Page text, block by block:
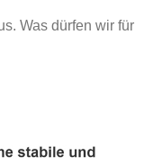
Was dürfen wir für